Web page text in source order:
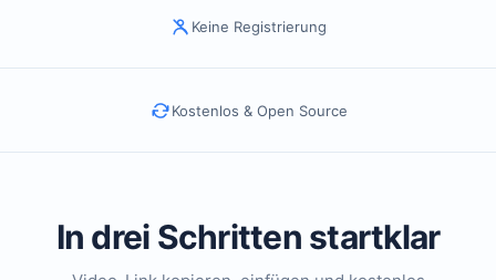
Keine Registrierung
Kostenlos & Open Source
In drei Schritten startklar